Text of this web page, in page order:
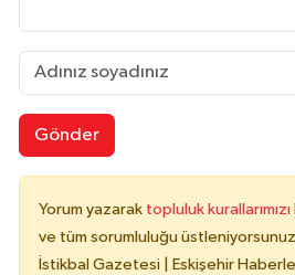
Gönder
Yorum yazarak topluluk kurallarımızı
ve tüm sorumluluğu
İstikbal Gazetesi | Eskişehir